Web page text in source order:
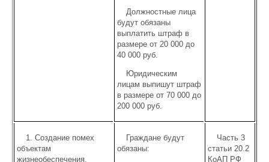
Должностные лица
будут обязаны
выплатить штраф в
размере от 20 000 до
40 000 руб.
Юридическим
лицам выпишут штраф
в размере от 70 000 до
200 000 руб.
1. Создание помех
объектам
жизнеобеспечения,
Граждане будут
обязаны:
Часть 3
статьи 20.2
КоАП РФ